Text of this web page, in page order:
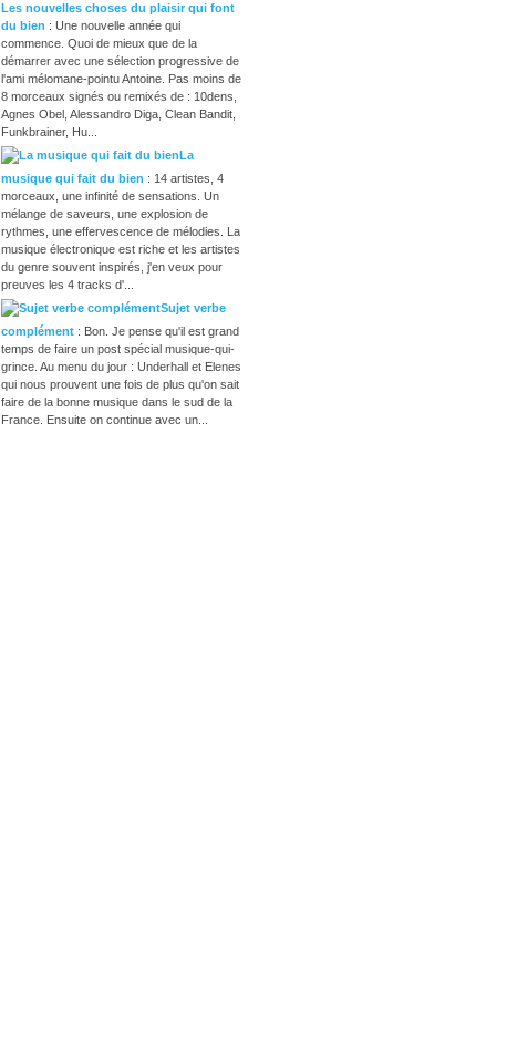
Les nouvelles choses du plaisir qui font
du bien : Une nouvelle année qui
commence. Quoi de mieux que de la
démarrer avec une sélection progressive de
l'ami mélomane-pointu Antoine. Pas moins de
8 morceaux signés ou remixés de : 10dens,
Agnes Obel, Alessandro Diga, Clean Bandit,
Funkbrainer, Hu...
La
musique qui fait du bien : 14 artistes, 4
morceaux, une infinité de sensations. Un
mélange de saveurs, une explosion de
rythmes, une effervescence de mélodies. La
musique électronique est riche et les artistes
du genre souvent inspirés, j'en veux pour
preuves les 4 tracks d'...
Sujet verbe
complément : Bon. Je pense qu'il est grand
temps de faire un post spécial musique-qui-
grince. Au menu du jour : Underhall et Elenes
qui nous prouvent une fois de plus qu'on sait
faire de la bonne musique dans le sud de la
France. Ensuite on continue avec un...